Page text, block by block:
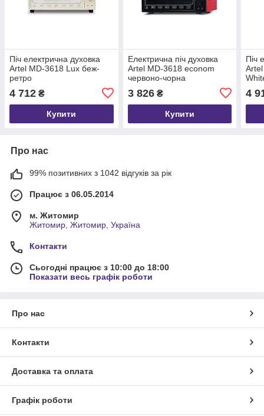
Піч електрична духовка
Artel MD-3618 Lux беж-
ретро
4 712 ₴
Купити
Електрична піч духовка
Artel MD-3618 econom
червоно-чорна
3 826₴
Купити
Піч
4
Про нас
99% позитивних з 1042 відгуків за рік
Працює з 06.05.2014
м. Житомир
Житомир, Житомир, Україна
Контакти
Сьогодні працює з 10:00 до 18:00
Показати весь графік роботи
Про нас
Контакти
Доставка та оплата
Графік роботи